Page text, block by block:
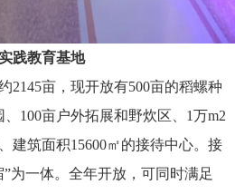
践教育基地
2145亩，现开放有500亩的稻螺种
100亩户外拓展和野炊区、 1万m2
建筑面积15600㎡的接待中心。接
”为一体。全年开放，可同时满足